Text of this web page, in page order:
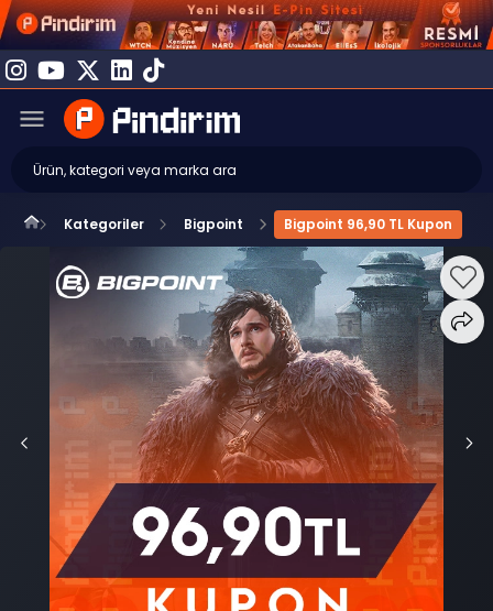
Kategoriler Bigpoint Bigpoint 96,90 TL Kupon